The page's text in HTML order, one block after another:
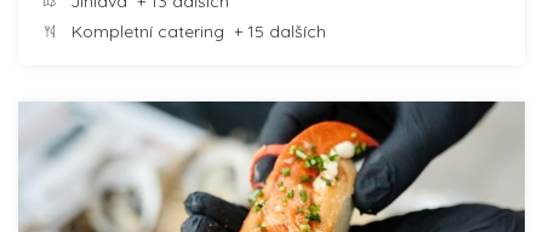
Kompletní catering + 15 dalších